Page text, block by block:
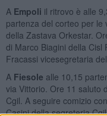
A Empoli il ritrovo è alle
partenza del corteo per le
della Zastava Orkestar.
di Marco Biagini della Cisl
Fracassi vicesegretaria
A Fiesole alle 10,15
via Vittorio. Ore 11 saluto
Cgil. A seguire comizio
Casini della segreteria